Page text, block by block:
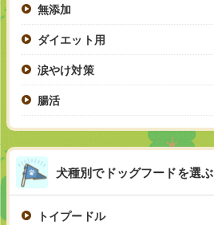
無添加
ダイエット用
涙やけ対策
腸活
犬種別でドッグフードを選ぶ
トイプードル